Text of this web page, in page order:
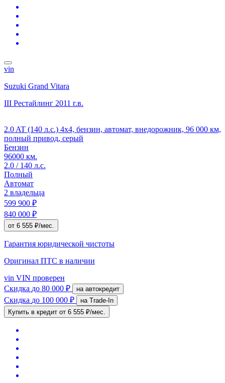
vin
Suzuki Grand Vitara
III Рестайлинг 2011 г.в.
2.0 AT (140 л.с.) 4x4, бензин, автомат, внедорожник, 96 000 км,
полный привод, серый
Бензин
96000 км.
2.0 / 140 л.с.
Полный
Автомат
2 владельца
599 900 ₽
840 000 ₽
от 6 555 ₽/мес.
Гарантия юридической чистоты
Оригинал ПТС в наличии
vin VIN проверен
Скидка до 80 000 ₽ на автокредит
Скидка до 100 000 ₽
на Trade-In
Купить в кредит от 6 555 ₽/мес.